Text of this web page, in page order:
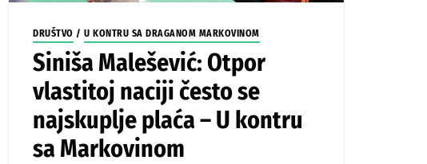
DRUŠTVO / U KONTRU SA DRAGANOM MARKOVINOM
Siniša Malešević: Otpor
vlastitoj naciji često se
najskuplje plaća – U kontru
sa Markovinom